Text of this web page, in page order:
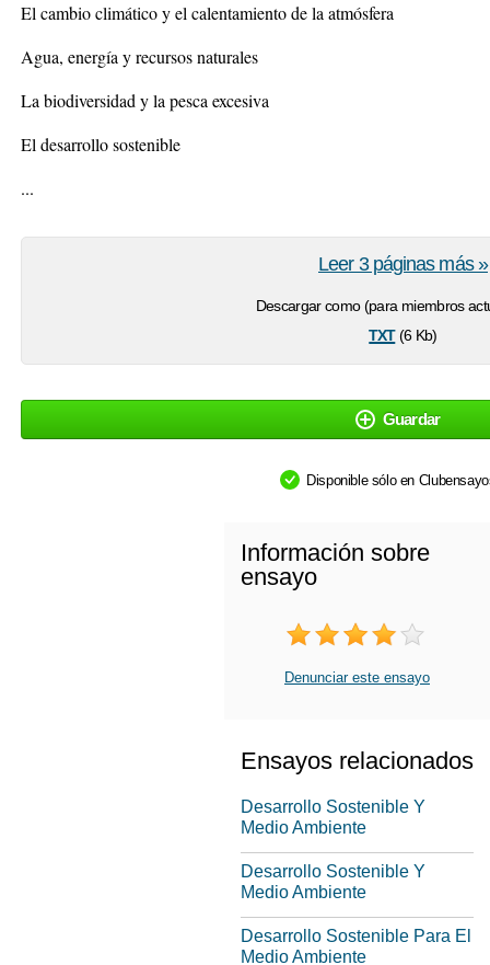
El cambio climático y el calentamiento de la atmósfera
Agua, energía y recursos naturales
La biodiversidad y la pesca excesiva
El desarrollo sostenible
...
Descargar como (para miembros
txt(6 Kb)
Leer 3 páginas más »
Guardar
Disponible sólo en
Información sobre
ensayo
Denunciar este ensayo
Ensayos relacionados
Desarrollo Sostenible Y
Medio Ambiente
Desarrollo Sostenible Y
Medio Ambiente
Desarrollo Sostenible Para El
Medio Ambiente